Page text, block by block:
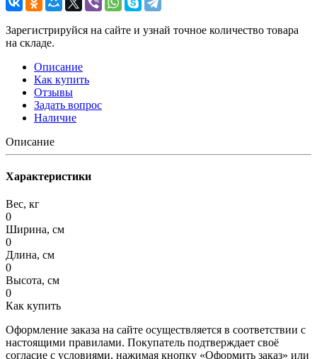
Зарегистрируйся на сайте и узнай точное количество товара
на складе.
Описание
Как купить
Отзывы
Задать вопрос
Наличие
Описание
Характеристики
Вес, кг
0
Ширина, см
0
Длина, см
0
Высота, см
0
Как купить
Оформление заказа на сайте осуществляется в соответствии с
настоящими правилами. Покупатель подтверждает своё
согласие с условиями, нажимая кнопку «Оформить заказ» или